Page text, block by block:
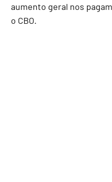
aumento geral nos
o CBO.